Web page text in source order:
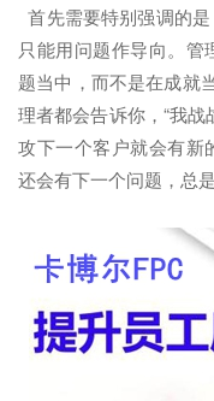
首先需要特别强调的
只能用问题作导向。管
题当中，而不是在成就
理者都会告诉你，“我
攻下一个客户就会有新
还会有下一个问题，总